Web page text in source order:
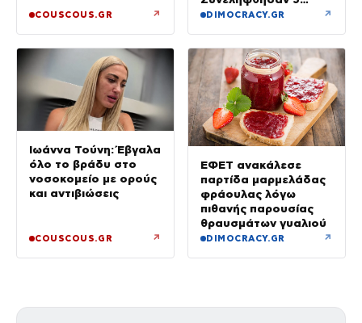
COUSCOUS.GR ↗
άτομα
DIMOCRACY.GR ↗
Ιωάννα Τούνη: Έβγαλα
όλο το βράδυ στο
νοσοκομείο με ορούς
και αντιβιώσεις
COUSCOUS.GR ↗
ΕΦΕΤ ανακάλεσε
παρτίδα μαρμελάδας
φράουλας λόγω
πιθανής παρουσίας
θραυσμάτων γυαλιού
DIMOCRACY.GR ↗